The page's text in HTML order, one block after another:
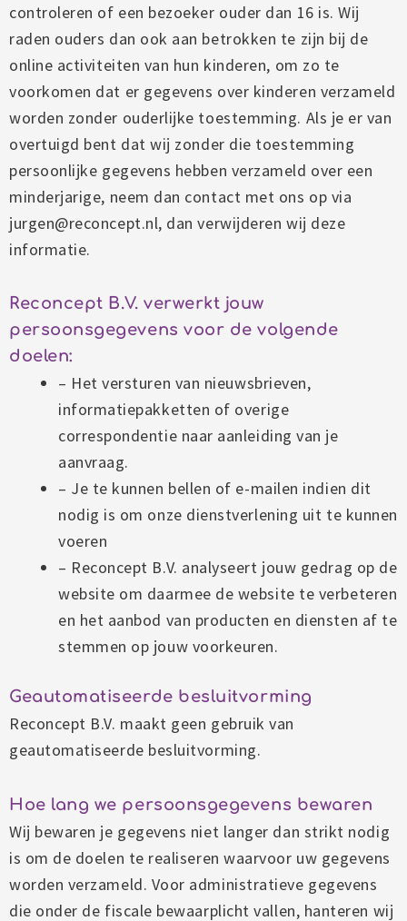
controleren of een bezoeker ouder dan 16 is. Wij
raden ouders dan ook aan betrokken te zijn bij de
online activiteiten van hun kinderen, om zo te
voorkomen dat er gegevens over kinderen verzameld
worden zonder ouderlijke toestemming. Als je er van
overtuigd bent dat wij zonder die toestemming
persoonlijke gegevens hebben verzameld over een
minderjarige, neem dan contact met ons op via
jurgen@reconcept.nl, dan verwijderen wij deze
informatie.
Reconcept B.V. verwerkt jouw
persoonsgegevens voor de volgende
doelen:
– Het versturen van nieuwsbrieven,
informatiepakketten of overige
correspondentie naar aanleiding van je
aanvraag.
– Je te kunnen bellen of e-mailen indien dit
nodig is om onze dienstverlening uit te kunnen
voeren
– Reconcept B.V. analyseert jouw gedrag op de
website om daarmee de website te verbeteren
en het aanbod van producten en diensten af te
stemmen op jouw voorkeuren.
Geautomatiseerde besluitvorming
Reconcept B.V. maakt geen gebruik van
geautomatiseerde besluitvorming.
Hoe lang we persoonsgegevens bewaren
Wij bewaren je gegevens niet langer dan strikt nodig
is om de doelen te realiseren waarvoor uw gegevens
worden verzameld. Voor administratieve gegevens
die onder de fiscale bewaarplicht vallen, hanteren wij